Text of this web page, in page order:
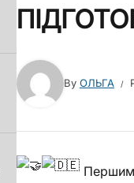
By ОЛЬГА
Першим